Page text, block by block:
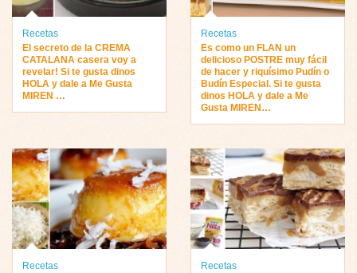
Recetas
El secreto de la CREMA
CATALANA casera voy a
revelar! Si te gusta dinos
HOLA y dale a Me Gusta
MIREN …
Recetas
Es como un FLAN un
delicioso POSTRE muy fácil
de hacer y riquísimo Pudín o
Budín Especial. Si te gusta
dinos HOLA y dale a Me
Gusta MIREN…
Recetas
Recetas